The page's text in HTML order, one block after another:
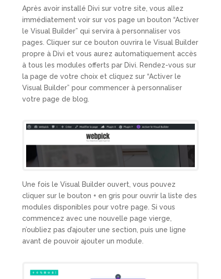
Après avoir installé Divi sur votre site, vous allez
immédiatement voir sur vos page un bouton “Activer
le Visual Builder” qui servira à personnaliser vos
pages. Cliquer sur ce bouton ouvrira le Visual Builder
propre à Divi et vous aurez automatiquement accès
à tous les modules offerts par Divi. Rendez-vous sur
la page de votre choix et cliquez sur “Activer le
Visual Builder” pour commencer à personnaliser
votre page de blog.
Une fois le Visual Builder ouvert, vous pouvez
cliquer sur le bouton + en gris pour ouvrir la liste des
modules disponibles pour votre page. Si vous
commencez avec une nouvelle page vierge,
n’oubliez pas d’ajouter une section, puis une ligne
avant de pouvoir ajouter un module.